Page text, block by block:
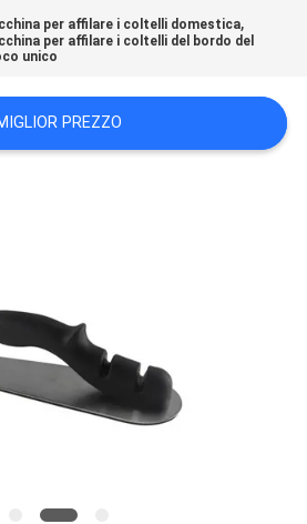
per affilare i coltelli domestica,
per affilare i coltelli del bordo del
unico
PREZZO